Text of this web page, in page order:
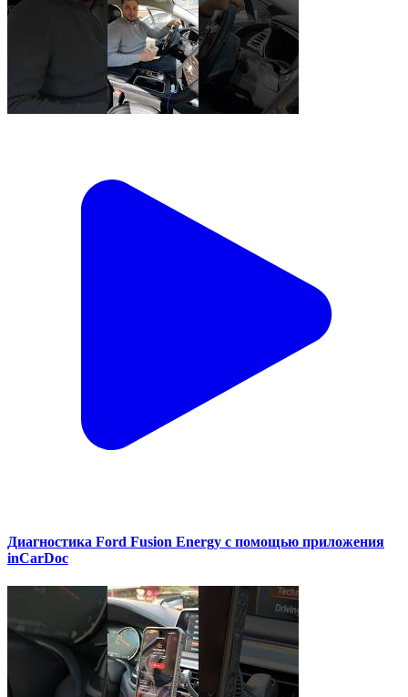
Диагностика Ford Fusion Energy с помощью приложения
inCarDoc